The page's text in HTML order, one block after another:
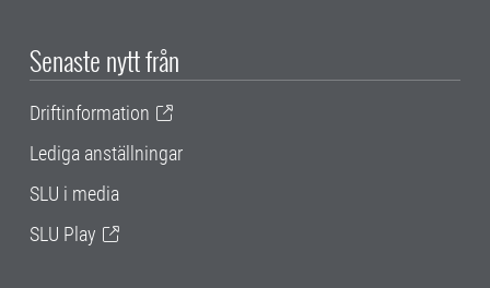
Senaste nytt från
Driftinformation
Lediga anställningar
SLU i media
SLU Play